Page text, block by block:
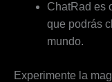
ChatRad es
que podrás
mundo.
Experimente la